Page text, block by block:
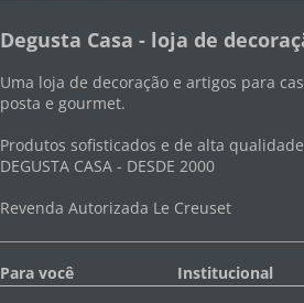
Degusta Casa - loja de
Uma loja de decoração e artigos para
posta e gourmet.
Produtos sofisticados e de alta
DEGUSTA CASA - DESDE 2000
Revenda Autorizada Le Creuset
Para você Institucional